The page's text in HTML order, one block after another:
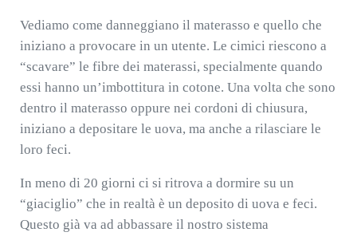
Vediamo come danneggiano il materasso e quello che
iniziano a provocare in un utente. Le cimici riescono a
“scavare” le fibre dei materassi, specialmente quando
essi hanno un’imbottitura in cotone. Una volta che sono
dentro il materasso oppure nei cordoni di chiusura,
iniziano a depositare le uova, ma anche a rilasciare le
loro feci.
In meno di 20 giorni ci si ritrova a dormire su un
“giaciglio” che in realtà è un deposito di uova e feci.
Questo già va ad abbassare il nostro sistema